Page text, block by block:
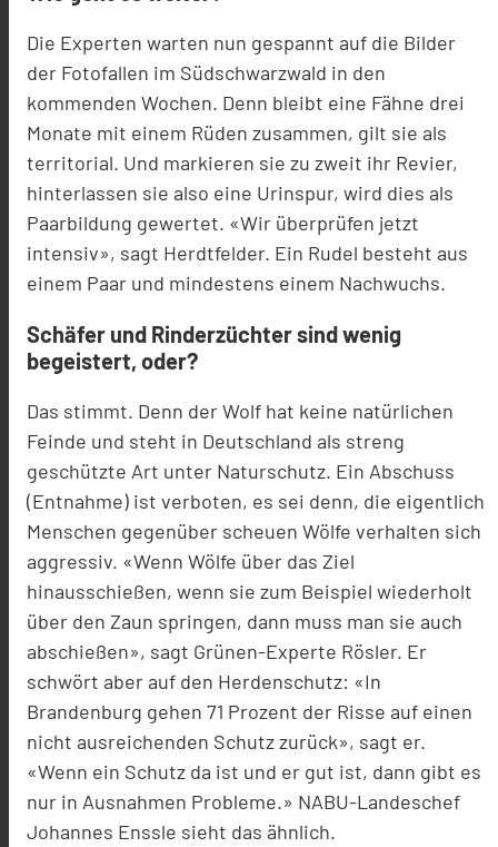
Die Experten warten nun gespannt auf die Bilder
der Fotofallen im Südschwarzwald in den
kommenden Wochen. Denn bleibt eine Fähne drei
Monate mit einem Rüden zusammen, gilt sie als
territorial. Und markieren sie zu zweit ihr Revier,
hinterlassen sie also eine Urinspur, wird dies als
Paarbildung gewertet. «Wir überprüfen jetzt
intensiv», sagt Herdtfelder. Ein Rudel besteht aus
einem Paar und mindestens einem Nachwuchs.
Schäfer und Rinderzüchter sind wenig
begeistert, oder?
Das stimmt. Denn der Wolf hat keine natürlichen
Feinde und steht in Deutschland als streng
geschützte Art unter Naturschutz. Ein Abschuss
(Entnahme) ist verboten, es sei denn, die eigentlich
Menschen gegenüber scheuen Wölfe verhalten sich
aggressiv. «Wenn Wölfe über das Ziel
hinausschießen, wenn sie zum Beispiel wiederholt
über den Zaun springen, dann muss man sie auch
abschießen», sagt Grünen-Experte Rösler. Er
schwört aber auf den Herdenschutz: «In
Brandenburg gehen 71 Prozent der Risse auf einen
nicht ausreichenden Schutz zurück», sagt er.
«Wenn ein Schutz da ist und er gut ist, dann gibt es
nur in Ausnahmen Probleme.» NABU-Landeschef
Johannes Enssle sieht das ähnlich.